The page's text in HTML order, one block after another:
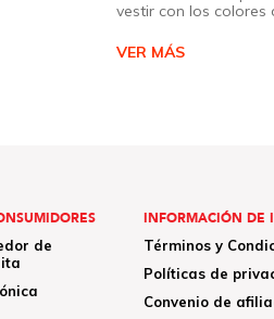
vestir con los colores
VER MÁS
de
INFORMACIÓN DE
Términos y
Políticas de
Convenio de